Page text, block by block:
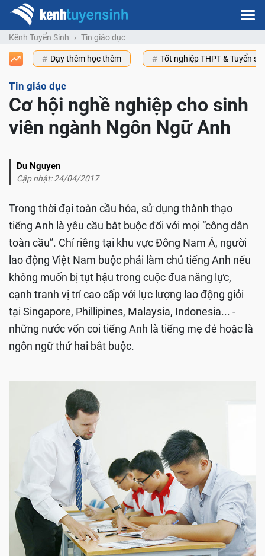
Kênh Tuyển Sinh Tin giáo dục
Dạy thêm học thêm Tốt nghiệp THPT & Tuyển
Tin giáo dục
Cơ hội nghề nghiệp cho sinh
viên ngành Ngôn Ngữ Anh
Du Nguyen
Cập nhật: 24/04/2017
Trong thời đại toàn cầu hóa, sử dụng thành thạo
tiếng Anh là yêu cầu bắt buộc đối với mọi “công dân
toàn cầu”. Chỉ riêng tại khu vực Đông Nam Á, người
lao động Việt Nam buộc phải làm chủ tiếng Anh nếu
không muốn bị tụt hậu trong cuộc đua năng lực,
cạnh tranh vị trí cao cấp với lực lượng lao động giỏi
tại Singapore, Phillipines, Malaysia, Indonesia... -
những nước vốn coi tiếng Anh là tiếng mẹ đẻ hoặc là
ngôn ngữ thứ hai bắt buộc.